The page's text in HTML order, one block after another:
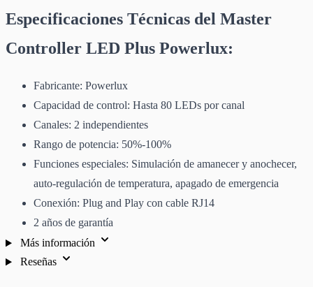
Especificaciones Técnicas del Master
Controller LED Plus Powerlux:
Fabricante: Powerlux
Capacidad de control: Hasta 80 LEDs por canal
Canales: 2 independientes
Rango de potencia: 50%-100%
Funciones especiales: Simulación de amanecer y anochecer,
auto-regulación de temperatura, apagado de emergencia
Conexión: Plug and Play con cable RJ14
2 años de garantía
Más información
Reseñas